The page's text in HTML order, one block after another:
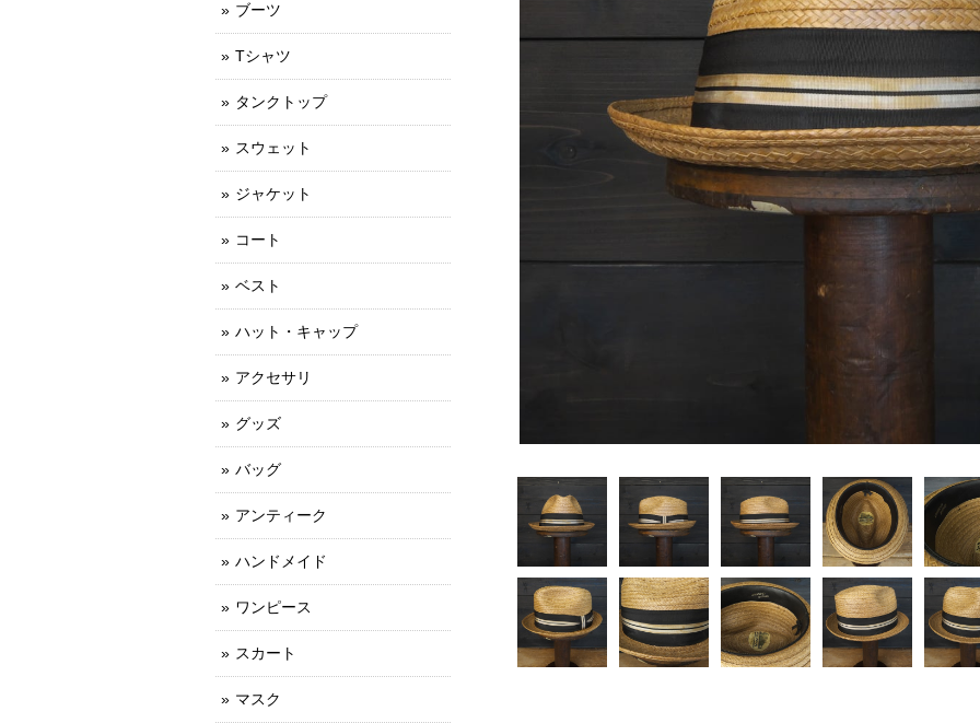
ブーツ
Tシャツ
タンクトップ
スウェット
ジャケット
コート
ベスト
ハット・キャップ
アクセサリ
グッズ
バッグ
アンティーク
ハンドメイド
ワンピース
スカート
マスク